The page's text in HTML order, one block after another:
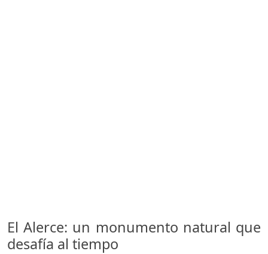
El Alerce: un monumento natural que
desafía al tiempo